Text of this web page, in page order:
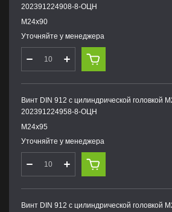
202391224908-8-ОЦН
М24х90
Уточняйте у менеджера
Винт DIN 912 с цилиндрической головкой
202391224958-8-ОЦН
М24х95
Уточняйте у менеджера
Винт DIN 912 с цилиндрической головкой